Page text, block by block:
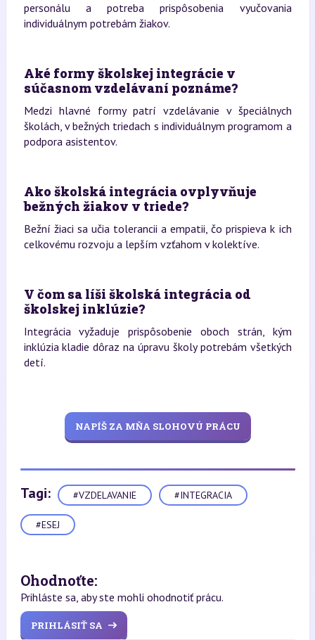
personálu a potreba prispôsobenia vyučovania
individuálnym potrebám žiakov.
Aké formy školskej integrácie v
súčasnom vzdelávaní poznáme?
Medzi hlavné formy patrí vzdelávanie v špeciálnych
školách, v bežných triedach s individuálnym programom a
podpora asistentov.
Ako školská integrácia ovplyvňuje
bežných žiakov v triede?
Bežní žiaci sa učia tolerancii a empatii, čo prispieva k ich
celkovému rozvoju a lepším vzťahom v kolektíve.
V čom sa líši školská integrácia od
školskej inklúzie?
Integrácia vyžaduje prispôsobenie oboch strán, kým
inklúzia kladie dôraz na úpravu školy potrebám všetkých
detí.
NAPÍŠ ZA MŇA SLOHOVÚ PRÁCU
Tagi: #VZDELAVANIE #INTEGRACIA
#ESEJ
Ohodnoťte:
Prihláste sa, aby ste mohli ohodnotiť prácu.
PRIHLÁSIŤ SA